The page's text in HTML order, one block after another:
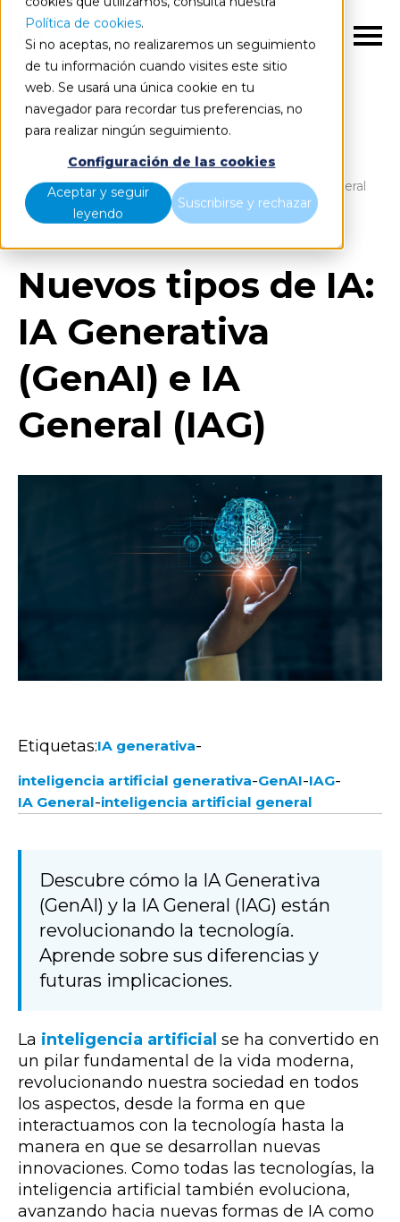
Política de cookies.
Si no aceptas, no realizaremos un seguimiento
de tu información cuando visites este sitio
web. Se usará una única cookie en tu
navegador para recordar tus preferencias, no
para realizar ningún seguimiento.
Configuración de las cookies
Aceptar y seguir
leyendo
Suscribirse y rechazar
ES
Nuevos tipos de IA: IA Generativa (GenAI) e IA General
(IAG)
Nuevos tipos de IA:
IA Generativa
(GenAI) e IA
General (IAG)
Etiquetas:IA generativa-
inteligencia artificial generativa-GenAI-IAG-
IA General-inteligencia artificial general
Descubre cómo la IA Generativa
(GenAI) y la IA General (IAG) están
revolucionando la tecnología.
Aprende sobre sus diferencias y
futuras implicaciones.
La inteligencia artificial se ha convertido en
un pilar fundamental de la vida moderna,
revolucionando nuestra sociedad en todos
los aspectos, desde la forma en que
interactuamos con la tecnología hasta la
manera en que se desarrollan nuevas
innovaciones. Como todas las tecnologías, la
inteligencia artificial también evoluciona,
avanzando hacia nuevas formas de IA como